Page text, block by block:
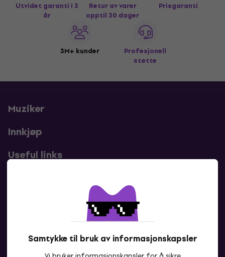
Samtykke til bruk av informasjonskapsler
Utvidet garanti i 3
år
Retur av varer
opptil 30 dager
Prisgaranti
3M+ kunder
Profesjonell
støtte
Muziker
Innkjøp
Useful links
Kontakter
Kontakt oss